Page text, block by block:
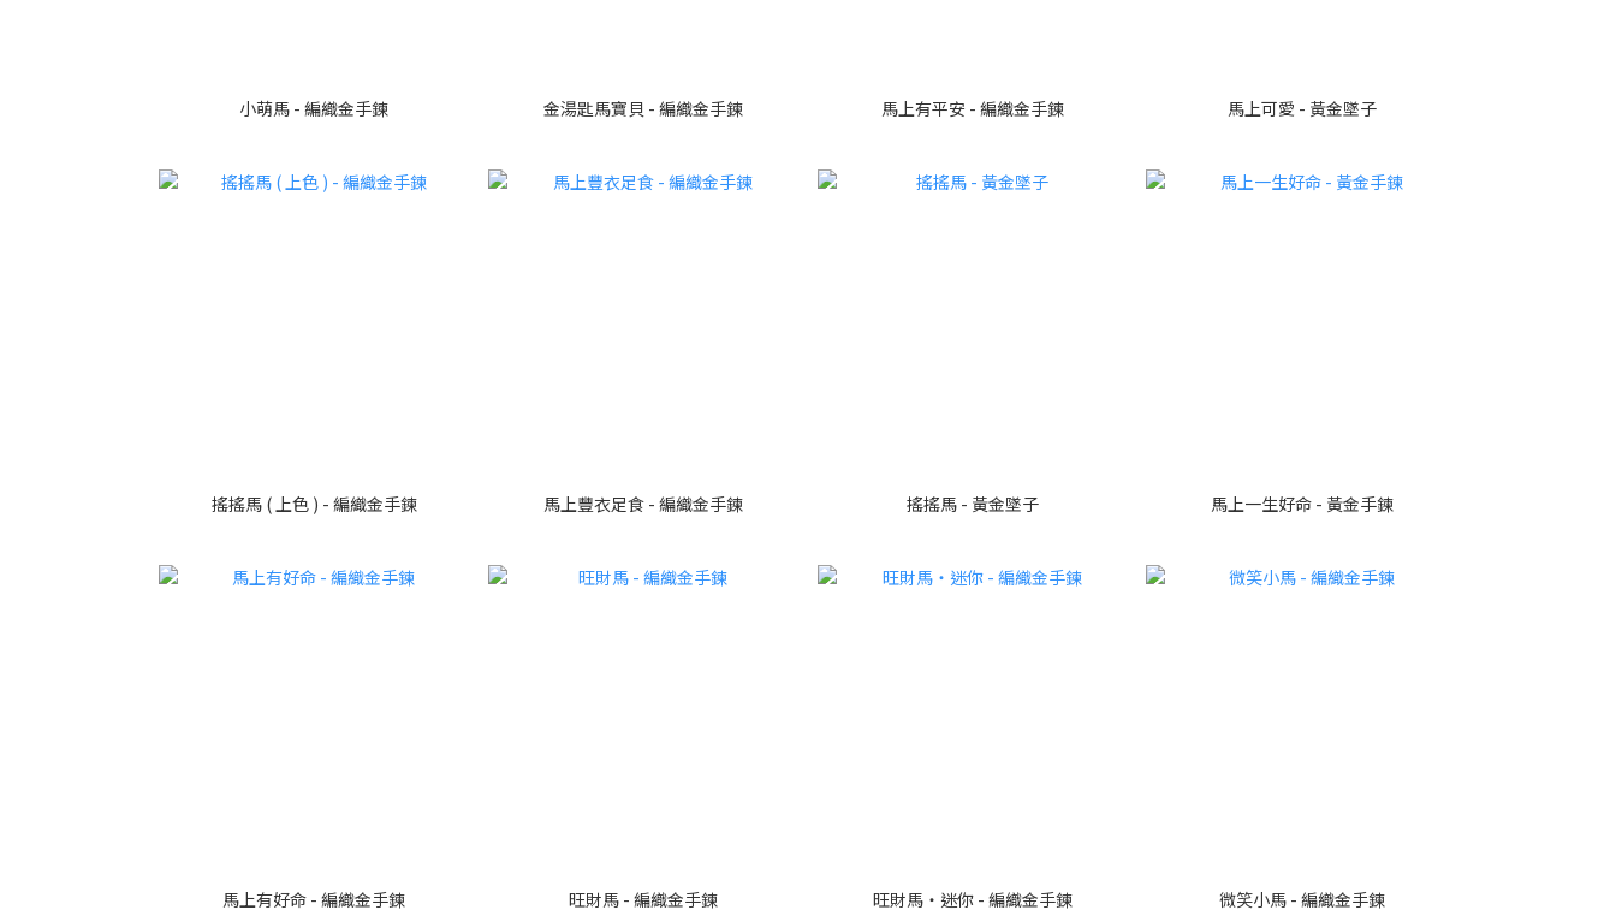
小萌馬 - 編織金手鍊 金湯匙馬寶貝 - 編織金手鍊 馬上有平安 - 編織金手鍊 馬上可愛 - 黃金墜子
搖搖馬 ( 上色 ) - 編織金手鍊 馬上豐衣足食 - 編織金手鍊 搖搖馬 - 黃金墜子 馬上一生好命 - 黃金手鍊
馬上有好命 - 編織金手鍊 旺財馬 - 編織金手鍊 旺財馬・迷你 - 編織金手鍊 微笑小馬 - 編織金手鍊